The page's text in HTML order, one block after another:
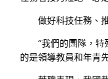
做好科技任務、
“我們的團隊，
的是領導教員和年青